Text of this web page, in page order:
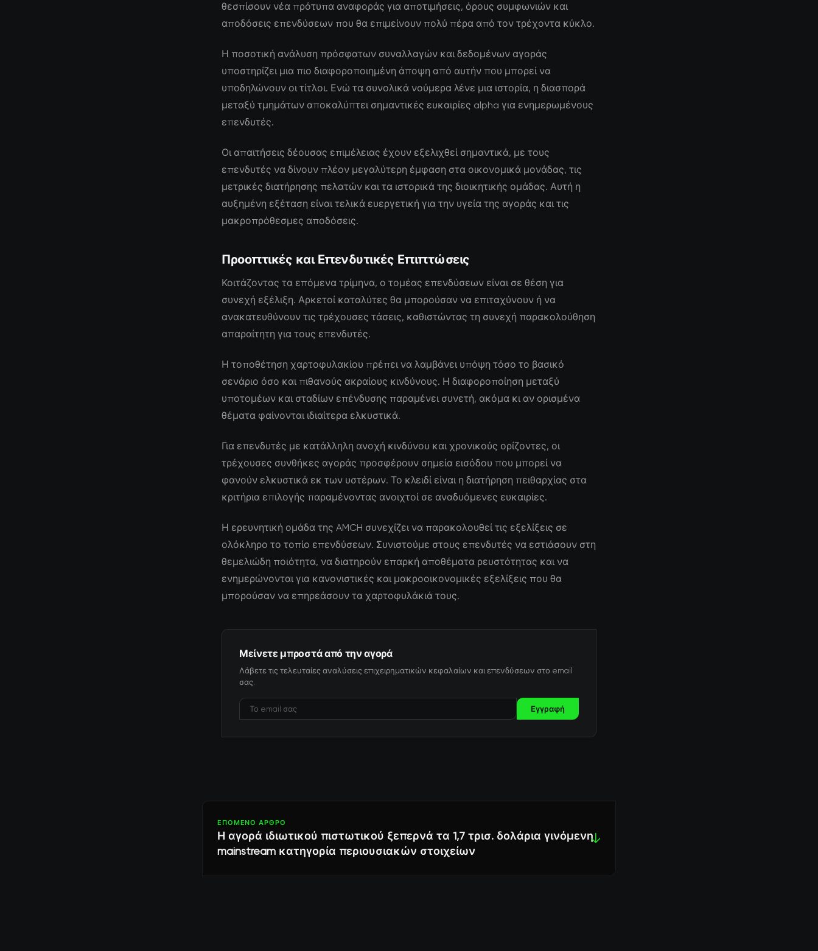
θεσπίσουν νέα πρότυπα αναφοράς για αποτιμήσεις, όρους συμφωνιών και
αποδόσεις επενδύσεων που θα επιμείνουν πολύ πέρα από τον τρέχοντα κύκλο.
Η ποσοτική ανάλυση πρόσφατων συναλλαγών και δεδομένων αγοράς
υποστηρίζει μια πιο διαφοροποιημένη άποψη από αυτήν που μπορεί να
υποδηλώνουν οι τίτλοι. Ενώ τα συνολικά νούμερα λένε μια ιστορία, η διασπορά
μεταξύ τμημάτων αποκαλύπτει σημαντικές ευκαιρίες alpha για ενημερωμένους
επενδυτές.
Οι απαιτήσεις δέουσας επιμέλειας έχουν εξελιχθεί σημαντικά, με τους
επενδυτές να δίνουν πλέον μεγαλύτερη έμφαση στα οικονομικά μονάδας, τις
μετρικές διατήρησης πελατών και τα ιστορικά της διοικητικής ομάδας. Αυτή η
αυξημένη εξέταση είναι τελικά ευεργετική για την υγεία της αγοράς και τις
μακροπρόθεσμες αποδόσεις.
Προοπτικές και Επενδυτικές Επιπτώσεις
Κοιτάζοντας τα επόμενα τρίμηνα, ο τομέας επενδύσεων είναι σε θέση για
συνεχή εξέλιξη. Αρκετοί καταλύτες θα μπορούσαν να επιταχύνουν ή να
ανακατευθύνουν τις τρέχουσες τάσεις, καθιστώντας τη συνεχή παρακολούθηση
απαραίτητη για τους επενδυτές.
Η τοποθέτηση χαρτοφυλακίου πρέπει να λαμβάνει υπόψη τόσο το βασικό
σενάριο όσο και πιθανούς ακραίους κινδύνους. Η διαφοροποίηση μεταξύ
υποτομέων και σταδίων επένδυσης παραμένει συνετή, ακόμα κι αν ορισμένα
θέματα φαίνονται ιδιαίτερα ελκυστικά.
Για επενδυτές με κατάλληλη ανοχή κινδύνου και χρονικούς ορίζοντες, οι
τρέχουσες συνθήκες αγοράς προσφέρουν σημεία εισόδου που μπορεί να
φανούν ελκυστικά εκ των υστέρων. Το κλειδί είναι η διατήρηση πειθαρχίας στα
κριτήρια επιλογής παραμένοντας ανοιχτοί σε αναδυόμενες ευκαιρίες.
Η ερευνητική ομάδα της AMCH συνεχίζει να παρακολουθεί τις εξελίξεις σε
ολόκληρο το τοπίο επενδύσεων. Συνιστούμε στους επενδυτές να εστιάσουν στη
θεμελιώδη ποιότητα, να διατηρούν επαρκή αποθέματα ρευστότητας και να
ενημερώνονται για κανονιστικές και μακροοικονομικές εξελίξεις που θα
μπορούσαν να επηρεάσουν τα χαρτοφυλάκιά τους.
Μείνετε μπροστά από την αγορά
Λάβετε τις τελευταίες αναλύσεις επιχειρηματικών κεφαλαίων και επενδύσεων στο email
σας.
Εγγραφή
ΕΠΌΜΕΝΟ ΆΡΘΡΟ
Η αγορά ιδιωτικού πιστωτικού ξεπερνά τα 1,7 τρισ. δολάρια γινόμενη
mainstream κατηγορία περιουσιακών στοιχείων
↓